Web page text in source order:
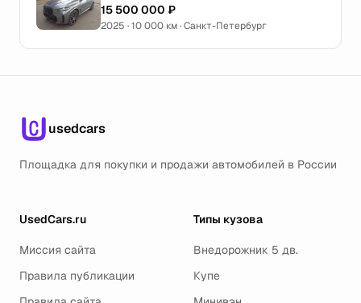
15 500 000 ₽
2025 · 10 000 км · Санкт-Петербург
usedcars
Площадка для покупки и продажи автомобилей в России
UsedCars.ru
Миссия сайта
Правила публикации
Типы кузова
Внедорожник 5 дв.
Купе